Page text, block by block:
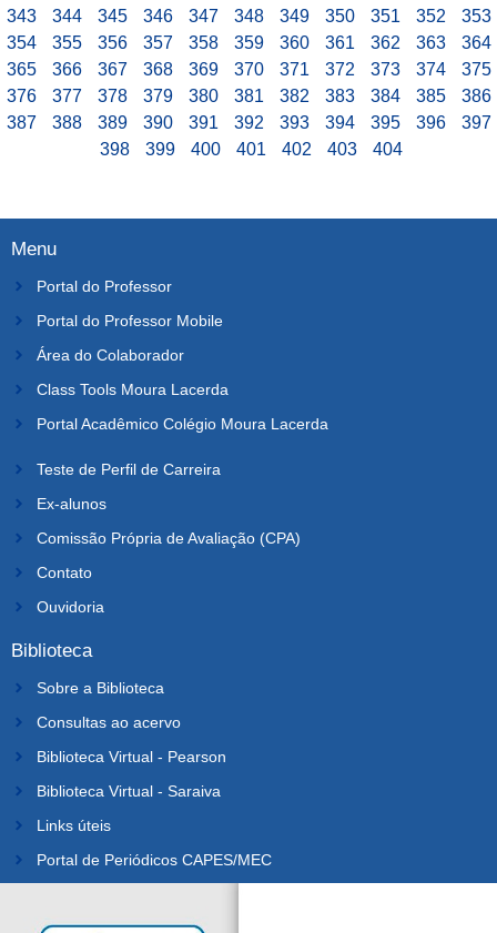
343
344 345 346 347 348 349 350 351 352
353
354
355 356 357 358 359 360 361 362 363
364
365
366 367 368 369 370 371 372 373 374
375
376
377 378 379 380 381 382 383 384 385
386
387
388 389 390 391 392 393 394 395 396
397
398
399 400 401 402 403 404
Menu
Portal do Professor
Portal do Professor Mobile
Área do Colaborador
Class Tools Moura Lacerda
Portal Acadêmico Colégio Moura Lacerda
Teste de Perfil de Carreira
Ex-alunos
Comissão Própria de Avaliação (CPA)
Contato
Ouvidoria
Biblioteca
Sobre a Biblioteca
Consultas ao acervo
Biblioteca Virtual - Pearson
Biblioteca Virtual - Saraiva
Links úteis
Portal de Periódicos CAPES/MEC